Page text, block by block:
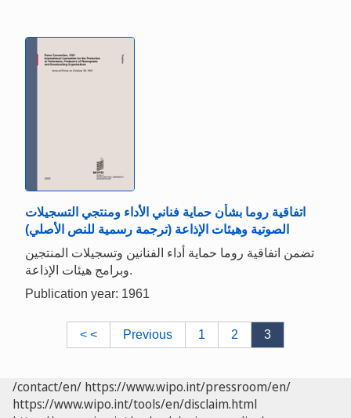
اتفاقية روما بشأن حماية فناني الأداء ومنتجي التسجيلات
الصوتية وهيئات الإذاعة (ترجمة رسمية للنص الأصلي)
تضمن اتفاقية روما حماية أداء الفنانين وتسجيلات المنتجين
وبرامج هيئات الإذاعة.
Publication year: 1961
< < Previous 1 2 3
/contact/en/ https://www.wipo.int/pressroom/en/
https://www.wipo.int/tools/en/disclaim.html